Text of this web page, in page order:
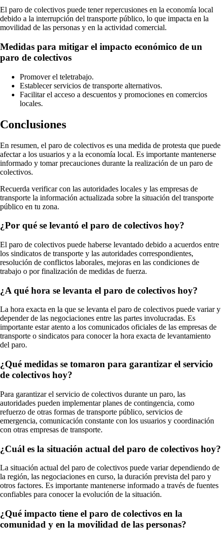
El paro de colectivos puede tener repercusiones en la economía local
debido a la interrupción del transporte público, lo que impacta en la
movilidad de las personas y en la actividad comercial.
Medidas para mitigar el impacto económico de un
paro de colectivos
Promover el teletrabajo.
Establecer servicios de transporte alternativos.
Facilitar el acceso a descuentos y promociones en comercios
locales.
Conclusiones
En resumen, el paro de colectivos es una medida de protesta que puede
afectar a los usuarios y a la economía local. Es importante mantenerse
informado y tomar precauciones durante la realización de un paro de
colectivos.
Recuerda verificar con las autoridades locales y las empresas de
transporte la información actualizada sobre la situación del transporte
público en tu zona.
¿Por qué se levantó el paro de colectivos hoy?
El paro de colectivos puede haberse levantado debido a acuerdos entre
los sindicatos de transporte y las autoridades correspondientes,
resolución de conflictos laborales, mejoras en las condiciones de
trabajo o por finalización de medidas de fuerza.
¿A qué hora se levanta el paro de colectivos hoy?
La hora exacta en la que se levanta el paro de colectivos puede variar y
depender de las negociaciones entre las partes involucradas. Es
importante estar atento a los comunicados oficiales de las empresas de
transporte o sindicatos para conocer la hora exacta de levantamiento
del paro.
¿Qué medidas se tomaron para garantizar el servicio
de colectivos hoy?
Para garantizar el servicio de colectivos durante un paro, las
autoridades pueden implementar planes de contingencia, como
refuerzo de otras formas de transporte público, servicios de
emergencia, comunicación constante con los usuarios y coordinación
con otras empresas de transporte.
¿Cuál es la situación actual del paro de colectivos hoy?
La situación actual del paro de colectivos puede variar dependiendo de
la región, las negociaciones en curso, la duración prevista del paro y
otros factores. Es importante mantenerse informado a través de fuentes
confiables para conocer la evolución de la situación.
¿Qué impacto tiene el paro de colectivos en la
comunidad y en la movilidad de las personas?